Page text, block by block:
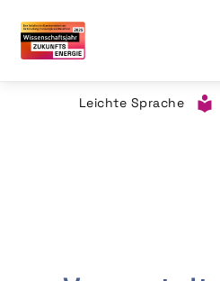
Leichte Sprache